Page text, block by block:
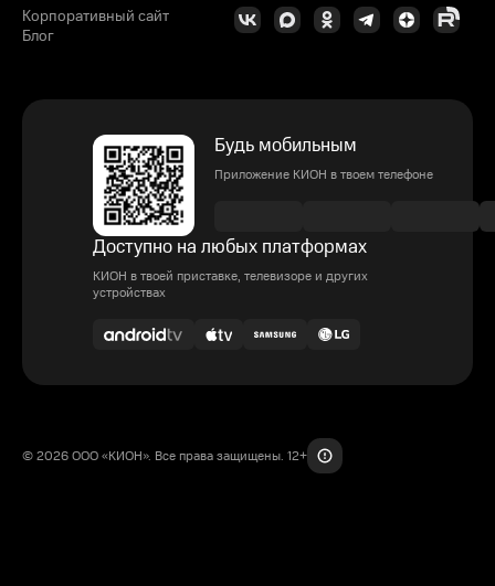
Корпоративный сайт
Блог
Будь мобильным
Приложение КИОН в твоем телефоне
Доступно на любых платформах
КИОН в твоей приставке, телевизоре и других
устройствах
© 2026 ООО «КИОН». Все права защищены. 12+